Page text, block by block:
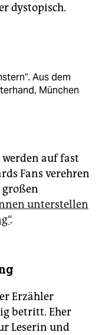
dystopisch.
Aus dem
München
auf fast
Fans verehren
großen
unterstellen
.
Erzähler
betritt. Eher
Leserin und